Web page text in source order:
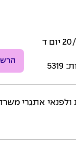
ולפנאי אתגרי